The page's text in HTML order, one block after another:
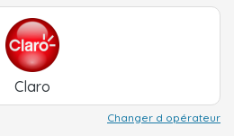
Claro
Changer d opérateur